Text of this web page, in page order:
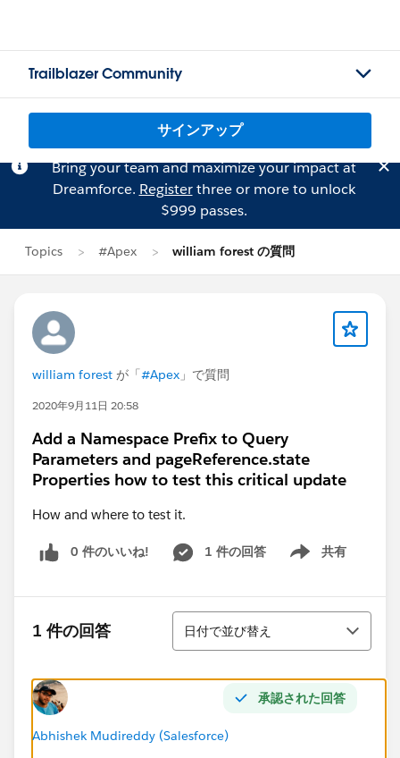
Trailblazer Community
サインアップ
Bring your team and maximize your impact at
Dreamforce. Registerthree or more to unlock
$999 passes.
Topics #Apex william forest の質問
william forest が「#Apex 」で質問
2020年9月11日 20:58
Add a Namespace Prefix to Query
Parameters and pageReference.state
Properties how to test this critical update
How and where to test it.
0 件のいいね! 1 件の回答 共有
Show menu
1 件の回答
並び替え
日付で並び替え
承認された回答
Abhishek Mudireddy (Salesforce)